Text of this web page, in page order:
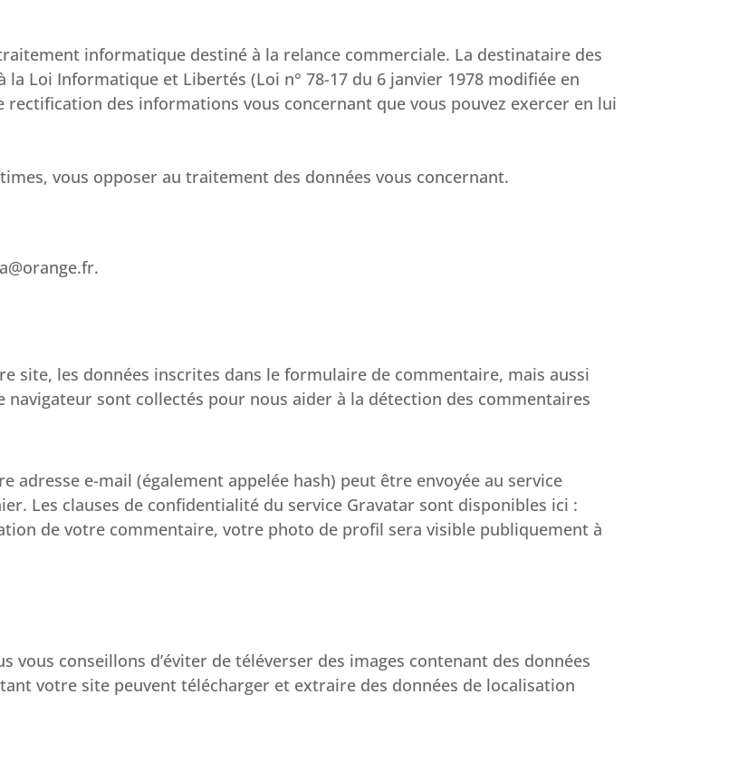
informatique destiné à la relance commerciale. La destinataire des
la Loi Informatique et Libertés (Loi n° 78-17 du 6 janvier 1978 modifiée en
rectification des informations vous concernant que vous pouvez exercer en lui
vous opposer au traitement des données vous concernant.
.
site, les données inscrites dans le formulaire de commentaire, mais aussi
navigateur sont collectés pour nous aider à la détection des commentaires
adresse e-mail (également appelée hash) peut être envoyée au service
Les clauses de confidentialité du service Gravatar sont disponibles ici :
de votre commentaire, votre photo de profil sera visible publiquement à
vous conseillons d’éviter de téléverser des images contenant des données
votre site peuvent télécharger et extraire des données de localisation